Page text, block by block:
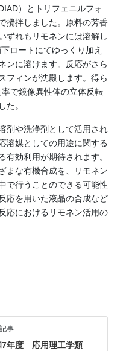
）とトリフェニルフォ
攪拌しました。原料の芳⾹
ずれもリモネンには溶解し
ロートにてゆっくり加え
ンに溶けます。反応がさら
フィンが沈殿します。得ら
で鏡像異性体の⽴体反転
た。
剤や洗浄剤として活⽤され
溶媒としての⽤途に関する
有効利⽤が期待されます。
まな有機合成を、リモネン
で⾏うことのできる可能性
応を⽤いた液晶の合成など
応におけるリモネン活⽤の
事
7年度 応用理工学類